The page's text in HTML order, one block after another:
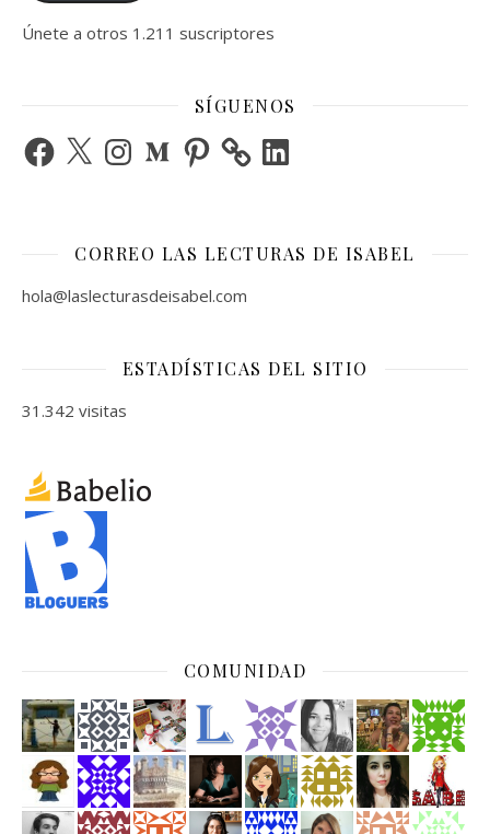
Únete a otros 1.211 suscriptores
SÍGUENOS
Facebook
X InstagramMediumPinterest LinkedIn
CORREO LAS LECTURAS DE ISABEL
hola@laslecturasdeisabel.com
ESTADÍSTICAS DEL SITIO
31.342 visitas
COMUNIDAD